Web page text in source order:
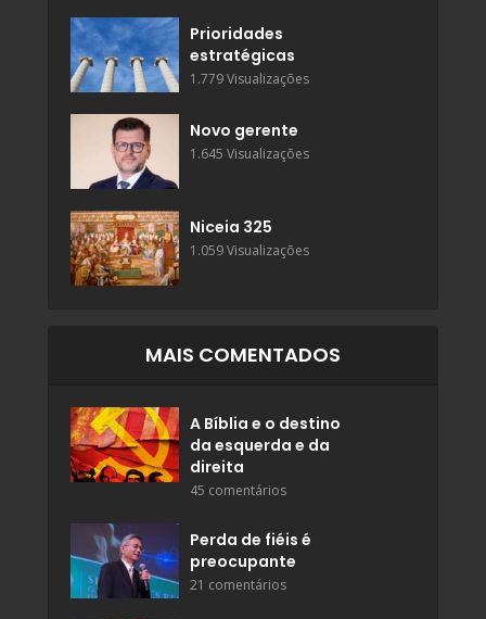
Prioridades
estratégicas
1.779 Visualizações
Novo gerente
1.645 Visualizações
Niceia 325
1.059 Visualizações
MAIS COMENTADOS
A Bíblia e o destino
da esquerda e da
direita
45 comentários
Perda de fiéis é
preocupante
21 comentários